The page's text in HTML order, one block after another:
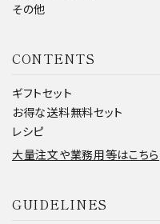
その他
CONTENTS
ギフトセット
お得な送料無料セット
レシピ
大量注文や業務用等はこちら
GUIDELINES